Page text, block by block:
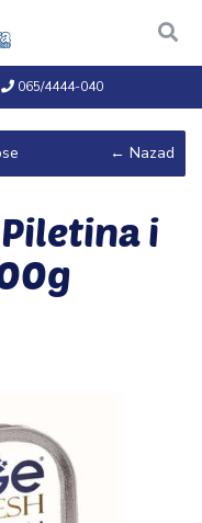
065/4444-040
← Nazad
i